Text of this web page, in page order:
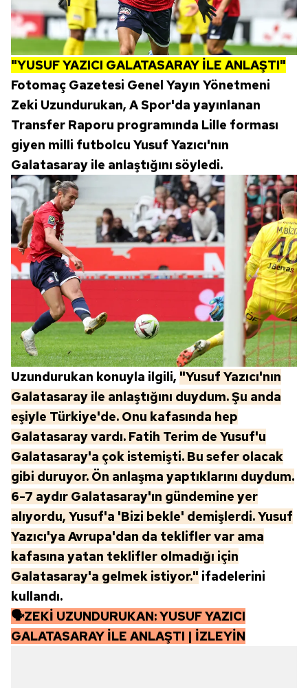
"YUSUF YAZICI GALATASARAY İLE ANLAŞTI"
Fotomaç Gazetesi Genel Yayın Yönetmeni
Zeki Uzundurukan, A Spor'da yayınlanan
Transfer Raporu programında Lille forması
giyen milli futbolcu Yusuf Yazıcı'nın
Galatasaray ile anlaştığını söyledi.
Uzundurukan konuyla ilgili, "Yusuf Yazıcı'nın
Galatasaray ile anlaştığını duydum. Şu anda
eşiyle Türkiye'de. Onu kafasında hep
Galatasaray vardı. Fatih Terim de Yusuf'u
Galatasaray'a çok istemişti. Bu sefer olacak
gibi duruyor. Ön anlaşma yaptıklarını duydum.
6-7 aydır Galatasaray'ın gündemine yer
alıyordu, Yusuf'a 'Bizi bekle' demişlerdi. Yusuf
Yazıcı'ya Avrupa'dan da teklifler var ama
kafasına yatan teklifler olmadığı için
Galatasaray'a gelmek istiyor." ifadelerini
kullandı.
🗣ZEKİ UZUNDURUKAN: YUSUF YAZICI
GALATASARAY İLE ANLAŞTI | İZLEYİN